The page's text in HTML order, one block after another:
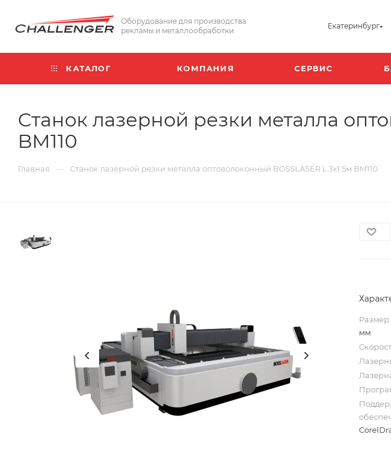
Оборудование для производства
рекламы и металлообработки
Екатеринбург
КАТАЛОГ КОМПАНИЯ СЕРВИС
Станок лазерной резки металла
BM110
Главная — Станок лазерной резки металла оптоволоконный BOSSLASER L 3x1.5м BM110
Размер
мм